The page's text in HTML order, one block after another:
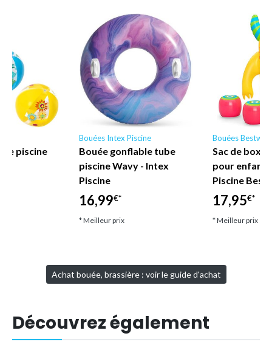
piscine
Bouées Intex Piscine
Bouée gonflable tube
piscine Wavy - Intex
Piscine
16,99€*
* Meilleur prix
Bouées Bestway
Sac de boxe
pour
Piscine
17,95€*
* Meilleur prix
Achat bouée, brassière : voir le guide d'achat
Découvrez également